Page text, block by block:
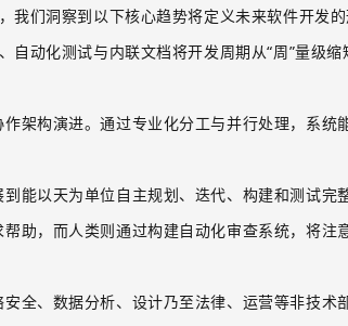
，我们洞察到以下核心趋势将定义未来软件开发的
自动化测试与内联文档将开发周期从“周”量级
架构演进。通过专业化分工与并行处理，系统
能以天为单位自主规划、迭代、构建和测试完
助，而人类则通过构建自动化审查系统，将注
全、数据分析、设计乃至法律、运营等非技术